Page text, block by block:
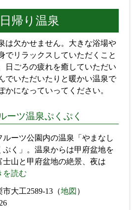
日帰り温泉
は欠かせません。大きな浴場や
でリラックスしていただくこと
日ごろの疲れを癒していただい
でいただいたりと暖かい温泉で
かになっていってください。
ーツ温泉ぷくぷく
ルーツ公園内の温泉「やまなし
ぷく」。温泉からは甲府盆地を
士山と甲府盆地の絶景、夜は
読む
大工2589-13（地図 ）